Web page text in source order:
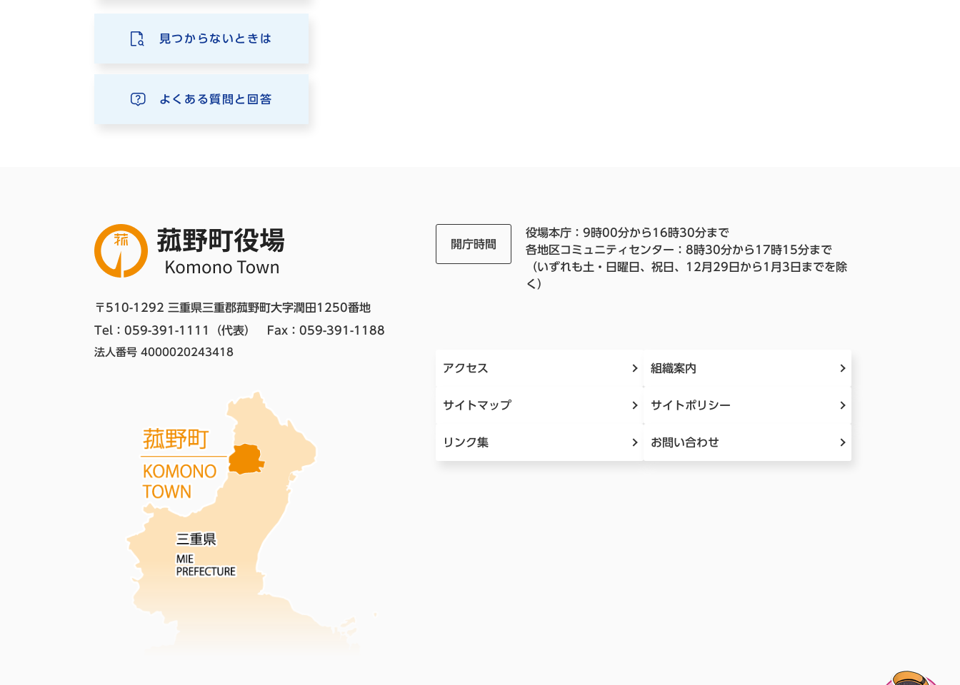
見つからないときは
よくある質問と回答
〒510-1292 三重県三重郡菰野町大字潤田1250番地
Tel：059-391-1111（代表）
Fax：059-391-1188
法人番号 4000020243418
開庁時間
役場本庁：9時00分から16時30分まで
各地区コミュニティセンター：8時30分から17時15分まで
（いずれも土・日曜日、祝日、12月29日から1月3日までを除
く）
アクセス 組織案内
サイトマップ サイトポリシー
リンク集 お問い合わせ